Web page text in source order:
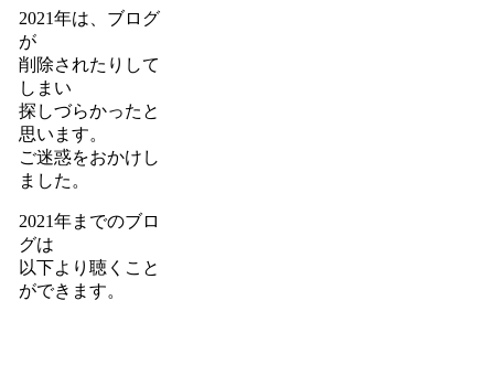
2021年は、ブログ
が
削除されたりして
しまい
探しづらかったと
思います。
ご迷惑をおかけし
ました。
2021年までのブロ
グは
以下より聴くこと
ができます。